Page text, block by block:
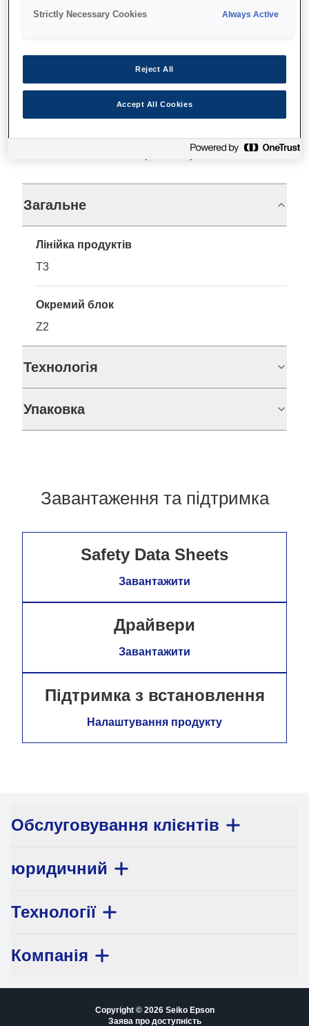
Технічні характеристики
Загальне
Лінійка продуктів
T3
Окремий блок
Z2
Технологія
Упаковка
Завантаження та підтримка
Safety Data Sheets
Завантажити
Драйвери
Завантажити
Підтримка з встановлення
Налаштування продукту
Обслуговування клієнтів
юридичний
Технології
Компанія
Copyright © 2026 Seiko Epson
Заява про доступність
Strictly Necessary Cookies Always Active
Reject All
Accept All Cookies